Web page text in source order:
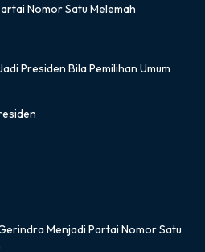
Nomor Satu Melemah
Presiden Bila Pemilihan Umum
Menjadi Partai Nomor Satu